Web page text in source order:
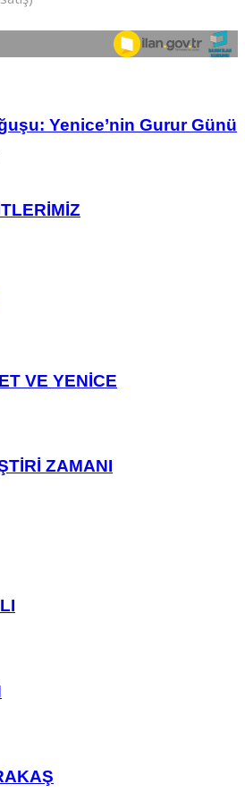
Ye­ni­ce’nin Gurur Günü
VE YENİCE
ZAMANI